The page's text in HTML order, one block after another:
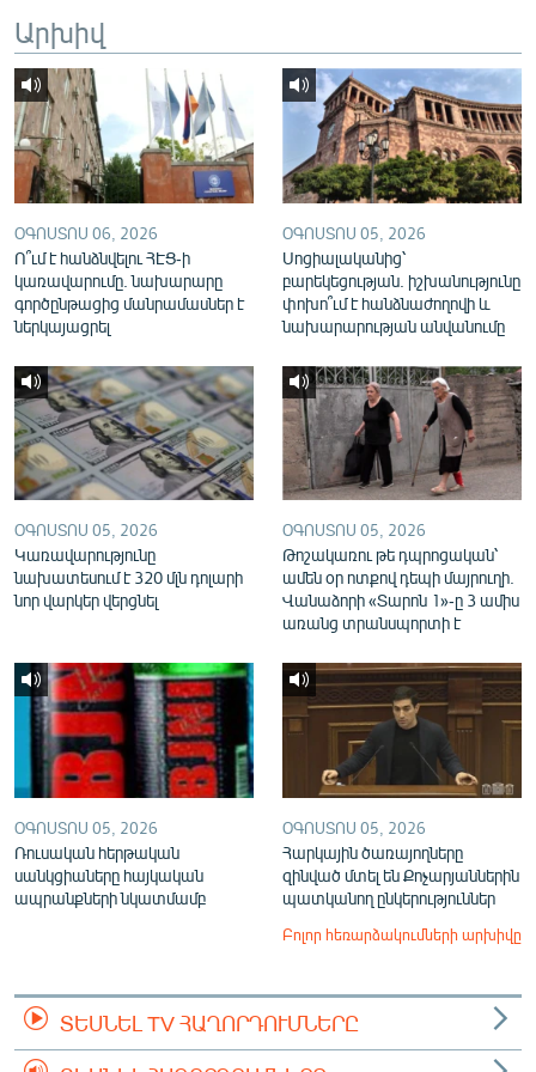
English
Русский
ՀԵՏԵՎԵՔ ՄԵԶ
«Ազատության» բոլոր կայքերը
Արխիվ
ՕԳՈՍՏՈՍ 06, 2026
Ո՞ւմ է հանձնվելու ՀԷՑ-ի
կառավարումը. նախարարը
գործընթացից մանրամասներ է
ներկայացրել
ՕԳՈՍՏՈՍ 05, 2026
Սոցիալականից՝
բարեկեցության. իշխանությունը
փոխո՞ւմ է հանձնաժողովի և
նախարարության անվանումը
ՕԳՈՍՏՈՍ 05, 2026
Կառավարությունը
նախատեսում է 320 մլն դոլարի
նոր վարկեր վերցնել
ՕԳՈՍՏՈՍ 05, 2026
Թոշակառու թե դպրոցական՝
ամեն օր ոտքով դեպի մայրուղի.
Վանաձորի «Տարոն 1»-ը 3 ամիս
առանց տրանսպորտի է
ՕԳՈՍՏՈՍ 05, 2026
Ռուսական հերթական
սանկցիաները հայկական
ապրանքների նկատմամբ
ՕԳՈՍՏՈՍ 05, 2026
Հարկային ծառայողները
զինված մտել են Քոչարյաններին
պատկանող ընկերություններ
Բոլոր հեռարձակումների արխիվը
ՏԵՍՆԵԼ TV ՀԱՂՈՐԴՈՒՄՆԵՐԸ